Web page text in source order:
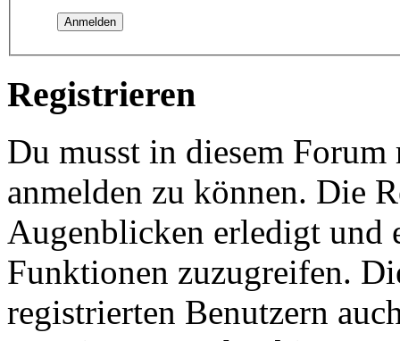
Registrieren
Du musst in diesem
anmelden zu können. Die
Augenblicken erledigt und
Funktionen zuzugreifen.
registrierten Benutzern